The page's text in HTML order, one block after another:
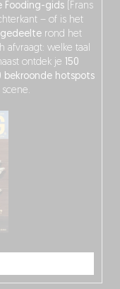
Fooding-gids (Frans
– of is het
rond het
afvraagt: welke taal
ontdek je 150
bekroonde hotspots